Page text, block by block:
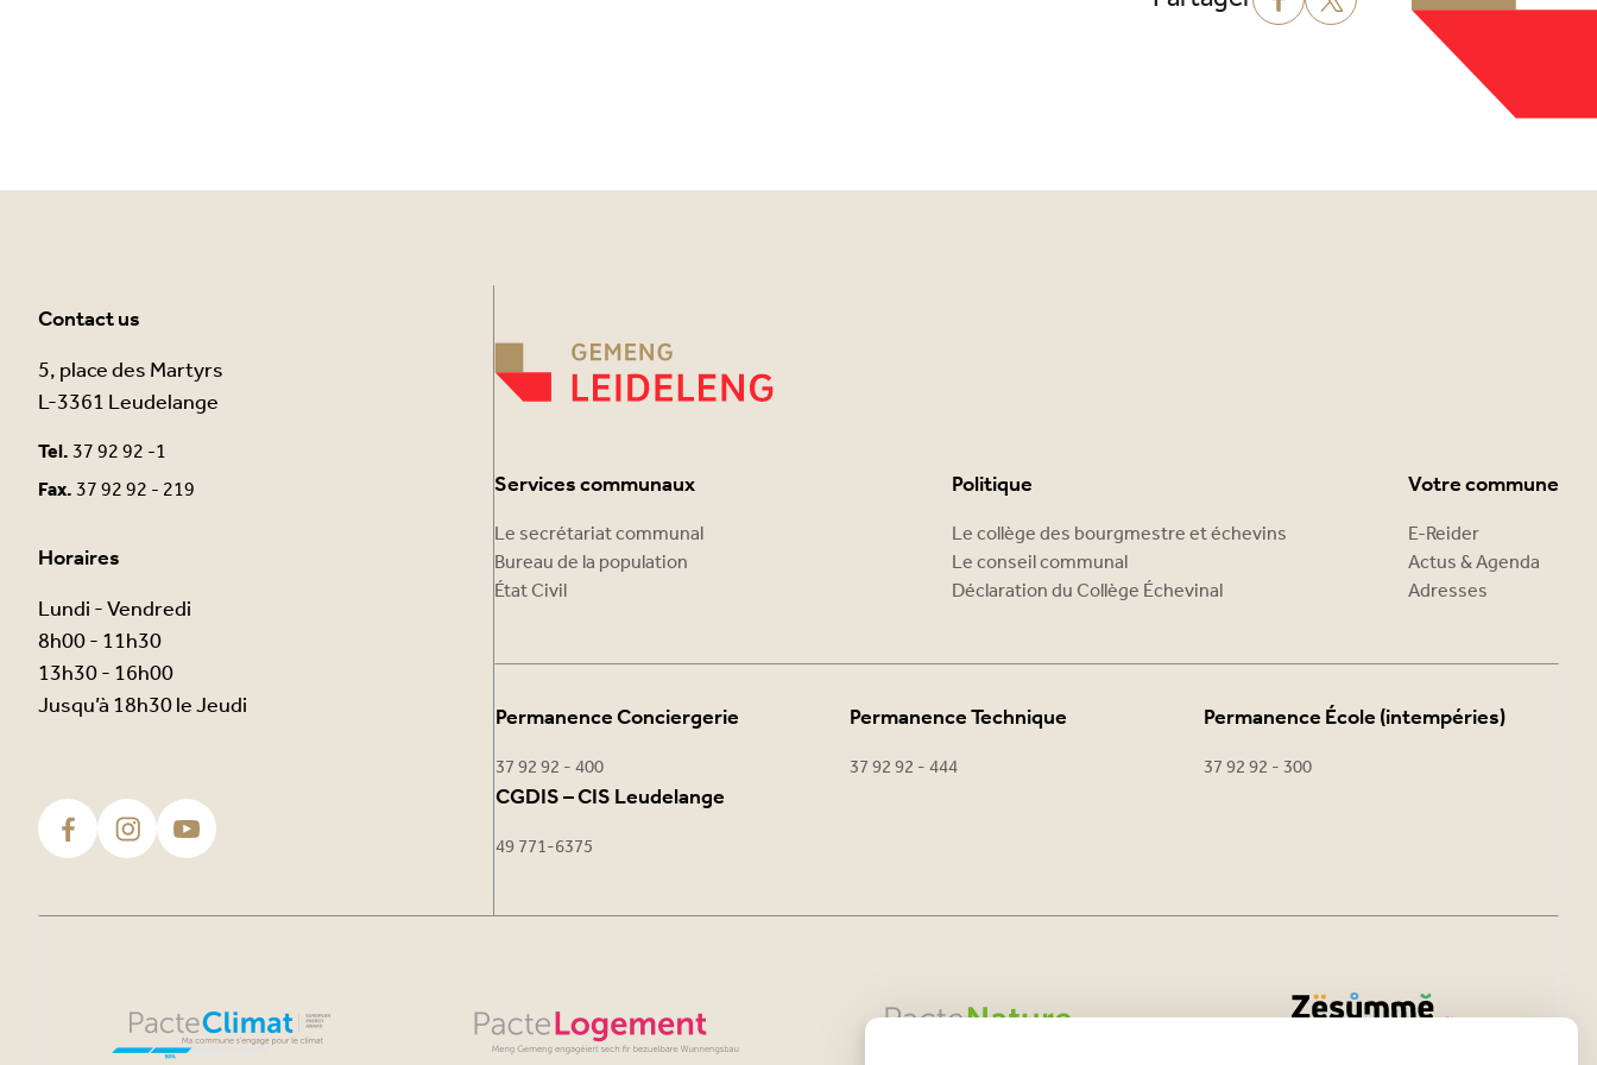
Contact us
5, place des Martyrs
L-3361 Leudelange
Tel.37 92 92 -1
Fax.37 92 92 - 219
Horaires
Lundi - Vendredi
8h00 - 11h30
13h30 - 16h00
Jusqu’à 18h30 le Jeudi
Services communaux
Le secrétariat communal
Bureau de la population
État Civil
Politique
Le collège des bourgmestre et échevins
Le conseil communal
Déclaration du Collège Échevinal
Votre commune
E-Reider
Actus & Agenda
Adresses
Permanence Conciergerie
37 92 92 - 400
Permanence Technique
37 92 92 - 444
Permanence École (intempéries)
37 92 92 - 300
CGDIS – CIS Leudelange
49 771-6375